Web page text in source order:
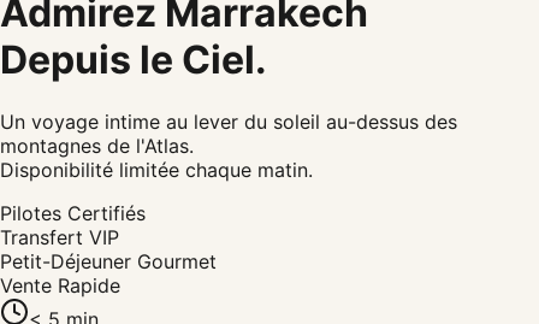
Admirez Marrakech
Depuis le Ciel.
Un voyage intime au lever du soleil au-dessus des
montagnes de l'Atlas.
Disponibilité limitée chaque matin.
Pilotes Certifiés
Transfert VIP
Petit-Déjeuner Gourmet
Vente Rapide
< 5 min